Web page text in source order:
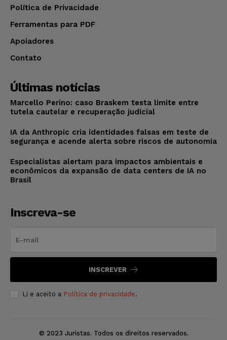
Política de Privacidade
Ferramentas para PDF
Apoiadores
Contato
Últimas notícias
Marcello Perino: caso Braskem testa limite entre
tutela cautelar e recuperação judicial
IA da Anthropic cria identidades falsas em teste de
segurança e acende alerta sobre riscos de autonomia
Especialistas alertam para impactos ambientais e
econômicos da expansão de data centers de IA no
Brasil
Inscreva-se
INSCREVER
Li e aceito a Política de privacidade.
© 2023 Juristas. Todos os direitos reservados.